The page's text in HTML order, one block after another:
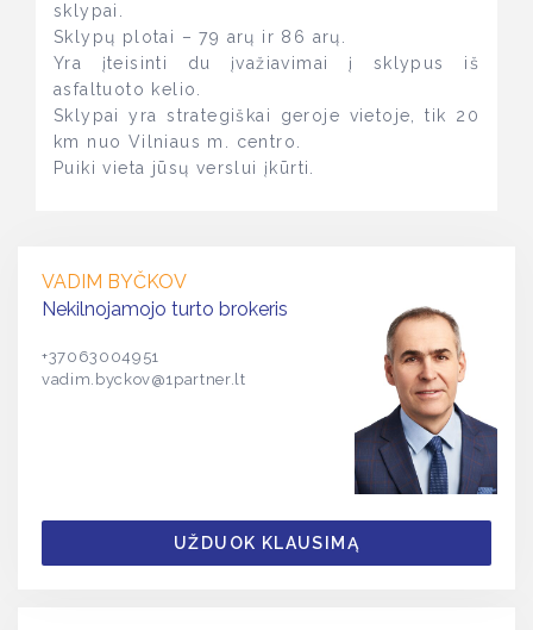
sklypai.
Sklypų plotai – 79 arų ir 86 arų.
Yra įteisinti du įvažiavimai į sklypus iš
asfaltuoto kelio.
Sklypai yra strategiškai geroje vietoje, tik 20
km nuo Vilniaus m. centro.
Puiki vieta jūsų verslui įkūrti.
VADIM BYČKOV
Nekilnojamojo turto brokeris
+37063004951
vadim.byckov@1partner.lt
UŽDUOK KLAUSIMĄ